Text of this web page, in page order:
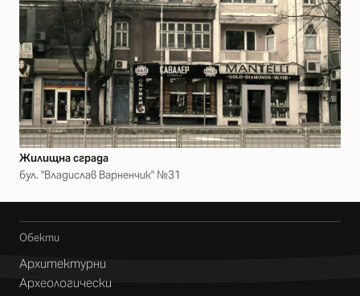
Жилищна сграда
бул. "Владислав Варненчик" №31
Обекти
Архитектурни
Археологически